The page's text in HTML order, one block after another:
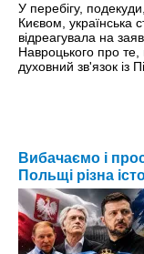
У перебігу,
Києвом, українська
відреагувала на
Навроцького про те,
духовний зв'язок із
Вибачаємо і
Польщі різна